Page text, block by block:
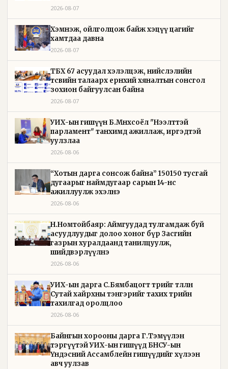
2026-08-07
Хэмнэж, ойлголцож байж хэцүү цагийг
хамтдаа давна
2026-08-07
ТБХ 67 асуудал хэлэлцэж, нийслэлийн
төсвийн талаарх ерөнхий хяналтын сонсгол
зохион байгуулсан байна
2026-08-07
УИХ-ын гишүүн Б.Мөнхсоёл "Нээлттэй
парламент" танхимд ажиллаж, иргэдтэй
уулзлаа
2026-08-06
“Хотын дарга сонсож байна” 150150 тусгай
дугаарыг наймдугаар сарын 14-нөөс
ажиллуулж эхэлнэ
2026-08-06
Н.Номтойбаяр: Аймгуудад тулгамдаж буй
асуудлуудыг долоо хоног бүр Засгийн
газрын хуралдаанд танилцуулж,
шийдвэрлүүлнэ
2026-08-06
УИХ-ын дарга С.Бямбацогт төрийг төлөөлөн
Сутай хайрхны тэнгэрийг тахих төрийн
тахилгад оролцлоо
2026-08-06
Байнгын хорооны дарга Г.Тэмүүлэн
тэргүүтэй УИХ-ын гишүүд БНСУ-ын
Үндэсний Ассамблейн гишүүдийг хүлээн
авч уулзав